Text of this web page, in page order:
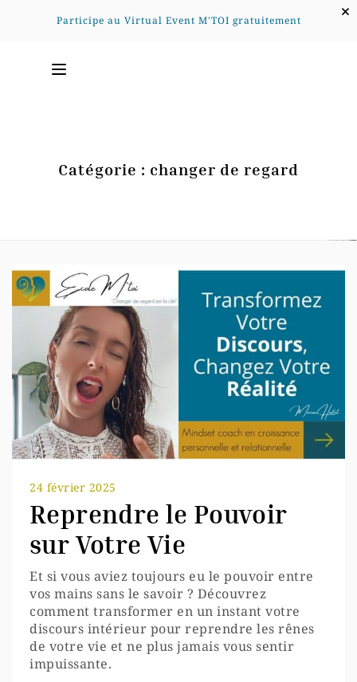
Participe au Virtual Event M'TOI gratuitement
Catégorie : changer de regard
24 février 2025
Reprendre le Pouvoir
sur Votre Vie
Et si vous aviez toujours eu le pouvoir entre
vos mains sans le savoir ? Découvrez
comment transformer en un instant votre
discours intérieur pour reprendre les rênes
de votre vie et ne plus jamais vous sentir
impuissante.